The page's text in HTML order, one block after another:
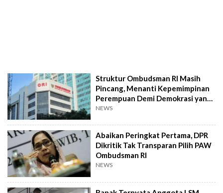
Struktur Ombudsman RI Masih
Pincang, Menanti Kepemimpinan
Perempuan Demi Demokrasi yang
Inklusif
NEWS
Abaikan Peringkat Pertama, DPR
Dikritik Tak Transparan Pilih PAW
Ombudsman RI
NEWS